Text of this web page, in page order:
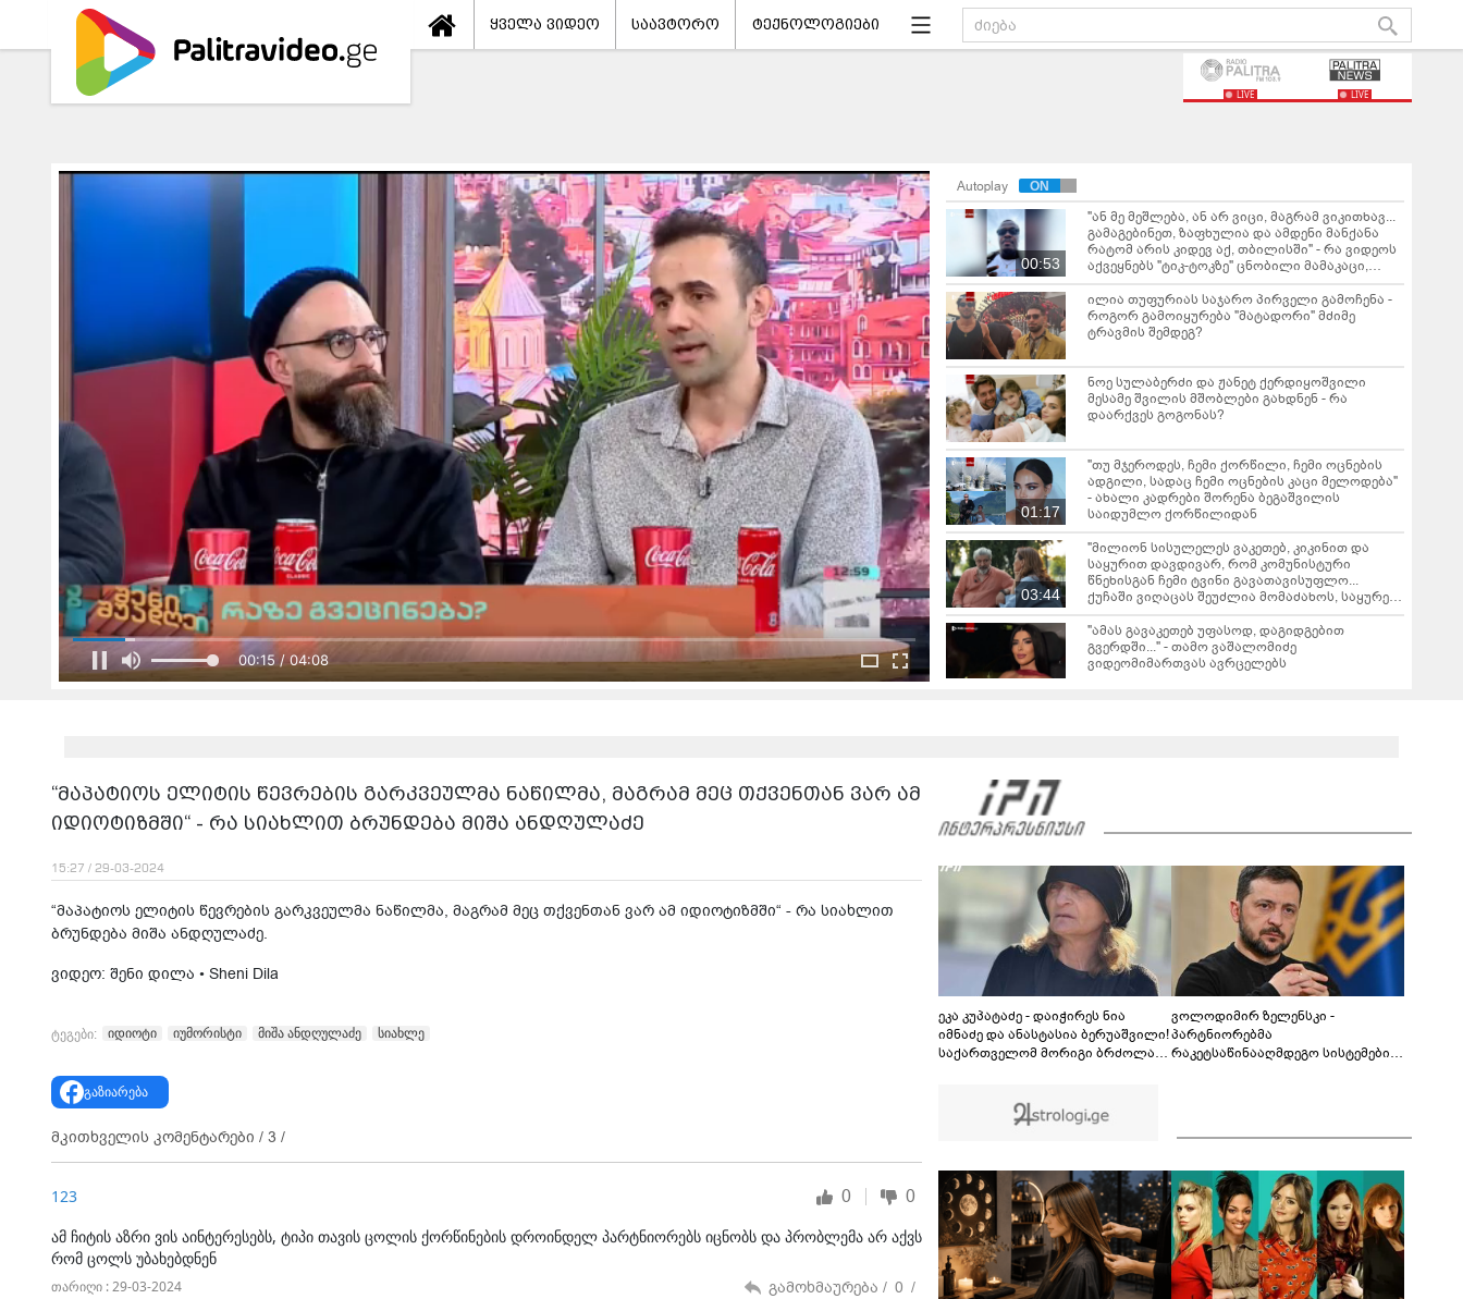
ყველა ვიდეო საავტორო ტექნოლოგიები
LIVE LIVE
00:17 / 04:08
Autoplay
00:53
"ან მე მეშლება, ან არ ვიცი, მაგრამ ვიკითხავ...
გამაგებინეთ, ზაფხულია და ამდენი მანქანა
რატომ არის კიდევ აქ, თბილისში" - რა ვიდეოს
აქვეყნებს "ტიკ-ტოკზე" ცნობილი მამაკაცი,
სახელად "კაცი პოზიტივი"?
ილია თუფურიას საჯარო პირველი გამოჩენა -
როგორ გამოიყურება "მატადორი" მძიმე
ტრავმის შემდეგ?
ნოე სულაბერძი და ჟანეტ ქერდიყოშვილი
მესამე შვილის მშობლები გახდნენ - რა
დაარქვეს გოგონას?
01:17
"თუ მჯეროდეს, ჩემი ქორწილი, ჩემი ოცნების
ადგილი, სადაც ჩემი ოცნების კაცი მელოდება"
- ახალი კადრები შორენა ბეგაშვილის
საიდუმლო ქორწილიდან
03:44
"მილიონ სისულელეს ვაკეთებ, კიკინით და
საყურით დავდივარ, რომ კომუნისტური
წნეხისგან ჩემი ტვინი გავათავისუფლო...
ქუჩაში ვიღაცას შეუძლია მომაძახოს, საყურე
რატომ მიკეთია, ვინ გეკითხება?!" - დუტა
სხირტლაძე
"ამას გავაკეთებ უფასოდ, დაგიდგებით
გვერდში..." - თამო ვაშალომიძე
ვიდეომიმართვას ავრცელებს
01:23
"ბევრმა ჩემზე ეს არ იცის..." - ნუცა ბუზალაძე
გულშემატკივარს ვიდეოს უზიარებს
00:46
“კაცს, თუ არ აქვს შესაძლებლობა რომ
რაღაცით გასიამოვნოს, წარმოუდგენელია
ესეთ კაცთან ურთიერთობა" - ნინი ქარსელაძე
“მაპატიოს ელიტის წევრების გარკვეულმა ნაწილმა, მაგრამ მეც თქვენთან ვარ ამ
იდიოტიზმში“ - რა სიახლით ბრუნდება მიშა ანდღულაძე
15:27 / 29-03-2024
“მაპატიოს ელიტის წევრების გარკვეულმა ნაწილმა, მაგრამ მეც თქვენთან ვარ ამ იდიოტიზმში“ - რა სიახლით
ბრუნდება მიშა ანდღულაძე.
ვიდეო: შენი დილა • Sheni Dila
ტეგები: იდიოტი იუმორისტი მიშა ანდღულაძე სიახლე
გაზიარება
მკითხველის კომენტარები / 3 /
123 0 0
ამ ჩიტის აზრი ვის აინტერესებს, ტიპი თავის ცოლის ქორწინების დროინდელ პარტნიორებს იცნობს და პრობლემა არ აქვს
რომ ცოლს უბახებდნენ
თარიღი : 29-03-2024 გამოხმაურება / 0 /
ეკა კუპატაძე - დაიჭირეს ნია
იმნაძე და ანასტასია ბერუაშვილი!
საქართველომ მორიგი ბრძოლა
მანიპულატორები, კადრებში მე
ვნახე თამუნა ნავროზაშვილის
ვოლოდიმირ ზელენსკი -
პარტნიორებმა
რაკეტსაწინააღმდეგო სისტემების